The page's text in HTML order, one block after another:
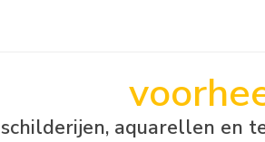
schilderijen, aquarellen en